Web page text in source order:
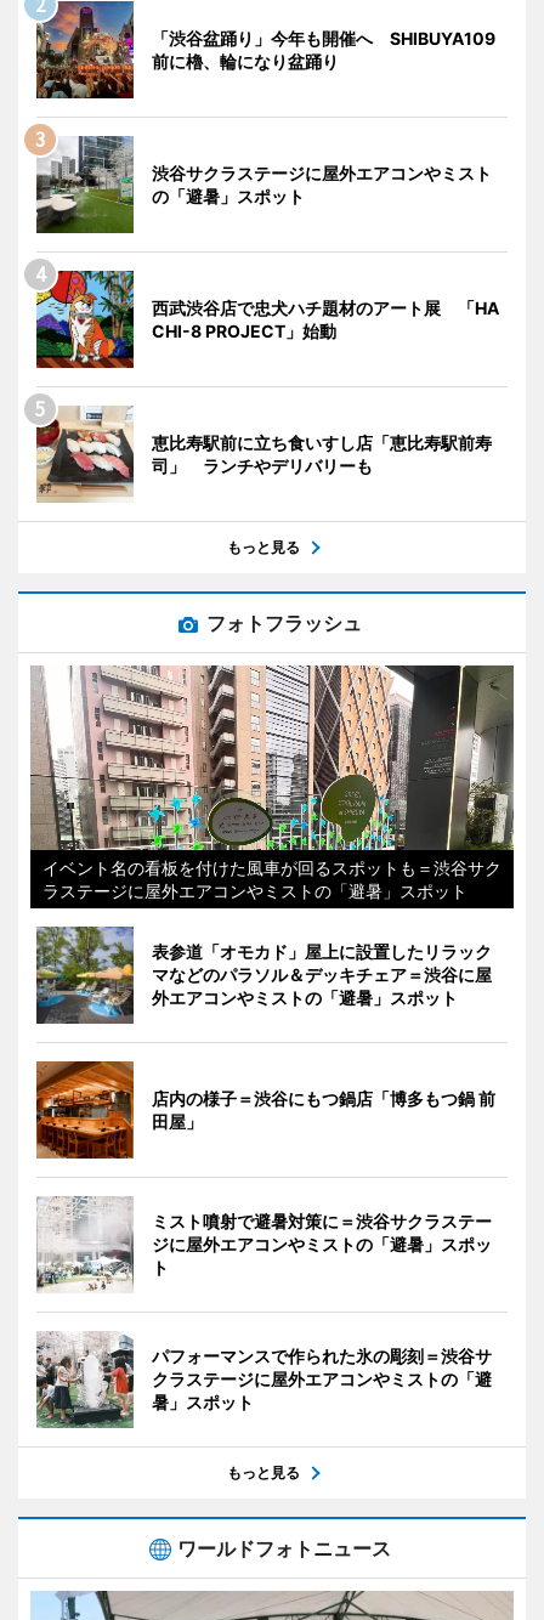
「渋谷盆踊り」今年も開催へ SHIBUYA109
前に櫓、輪になり盆踊り
渋谷サクラステージに屋外エアコンやミスト
の「避暑」スポット
西武渋谷店で忠犬ハチ題材のアート展 「HA
CHI-8 PROJECT」始動
恵比寿駅前に立ち食いすし店「恵比寿駅前寿
司」 ランチやデリバリーも
もっと見る
フォトフラッシュ
イベント名の看板を付けた風車が回るスポットも＝渋谷サク
ラステージに屋外エアコンやミストの「避暑」スポット
表参道「オモカド」屋上に設置したリラック
マなどのパラソル＆デッキチェア＝渋谷に屋
外エアコンやミストの「避暑」スポット
店内の様子＝渋谷にもつ鍋店「博多もつ鍋 前
田屋」
ミスト噴射で避暑対策に＝渋谷サクラステー
ジに屋外エアコンやミストの「避暑」スポッ
ト
パフォーマンスで作られた氷の彫刻＝渋谷サ
クラステージに屋外エアコンやミストの「避
暑」スポット
もっと見る
ワールドフォトニュース